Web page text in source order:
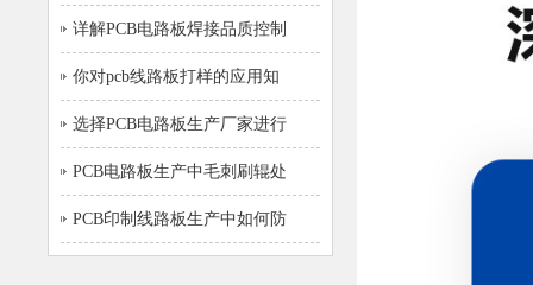
详解PCB电路板焊接品质控制
你对pcb线路板打样的应用知
选择PCB电路板生产厂家进行
PCB电路板生产中毛刺刷辊处
PCB印制线路板生产中如何防